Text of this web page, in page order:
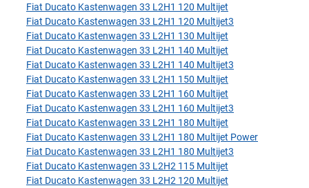
Fiat Ducato Kastenwagen 33 L2H1 120 Multijet
Fiat Ducato Kastenwagen 33 L2H1 120 Multijet3
Fiat Ducato Kastenwagen 33 L2H1 130 Multijet
Fiat Ducato Kastenwagen 33 L2H1 140 Multijet
Fiat Ducato Kastenwagen 33 L2H1 140 Multijet3
Fiat Ducato Kastenwagen 33 L2H1 150 Multijet
Fiat Ducato Kastenwagen 33 L2H1 160 Multijet
Fiat Ducato Kastenwagen 33 L2H1 160 Multijet3
Fiat Ducato Kastenwagen 33 L2H1 180 Multijet
Fiat Ducato Kastenwagen 33 L2H1 180 Multijet Power
Fiat Ducato Kastenwagen 33 L2H1 180 Multijet3
Fiat Ducato Kastenwagen 33 L2H2 115 Multijet
Fiat Ducato Kastenwagen 33 L2H2 120 Multijet